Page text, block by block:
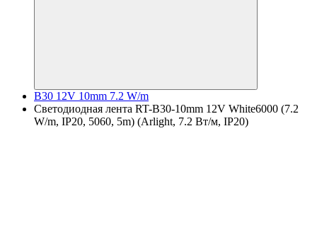
B30 12V 10mm 7.2 W/m
Светодиодная лента RT-B30-10mm 12V White6000 (7.2
W/m, IP20, 5060, 5m) (Arlight, 7.2 Вт/м, IP20)